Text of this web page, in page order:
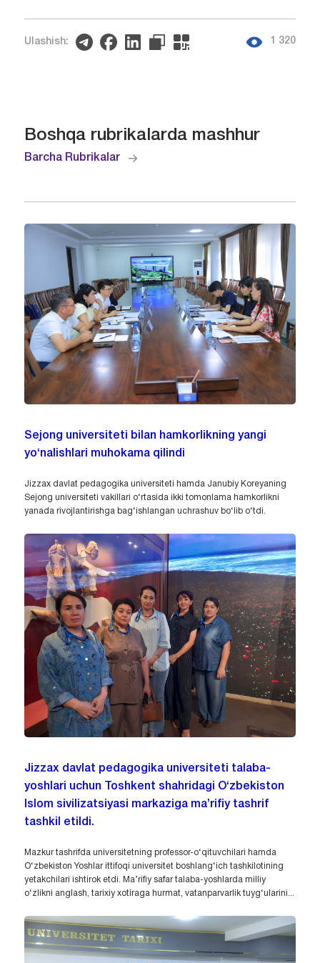
Ulashish: 1 320
Boshqa rubrikalarda mashhur
Barcha Rubrikalar
Sejong universiteti bilan hamkorlikning yangi
yo‘nalishlari muhokama qilindi
Jizzax davlat pedagogika universiteti hamda Janubiy Koreyaning
Sejong universiteti vakillari o‘rtasida ikki tomonlama hamkorlikni
yanada rivojlantirishga bag‘ishlangan uchrashuv bo‘lib o‘tdi.
Jizzax davlat pedagogika universiteti talaba-
yoshlari uchun Toshkent shahridagi O‘zbekiston
Islom sivilizatsiyasi markaziga ma’rifiy tashrif
tashkil etildi.
Mazkur tashrifda universitetning professor-o‘qituvchilari hamda
O‘zbekiston Yoshlar ittifoqi universitet boshlang‘ich tashkilotining
yetakchilari ishtirok etdi. Ma’rifiy safar talaba-yoshlarda milliy
o‘zlikni anglash, tarixiy xotiraga hurmat, vatanparvarlik tuyg‘ularini...